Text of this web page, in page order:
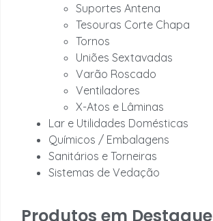
Suportes Antena
Tesouras Corte Chapa
Tornos
Uniões Sextavadas
Varão Roscado
Ventiladores
X-Atos e Lâminas
Lar e Utilidades Domésticas
Químicos / Embalagens
Sanitários e Torneiras
Sistemas de Vedação
Produtos em Destaque